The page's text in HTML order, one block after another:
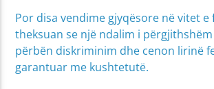
Por disa vendime gjyqësore në vitet
theksuan se një ndalim i
përbën diskriminim dhe cenon lirinë
garantuar me kushtetutë.